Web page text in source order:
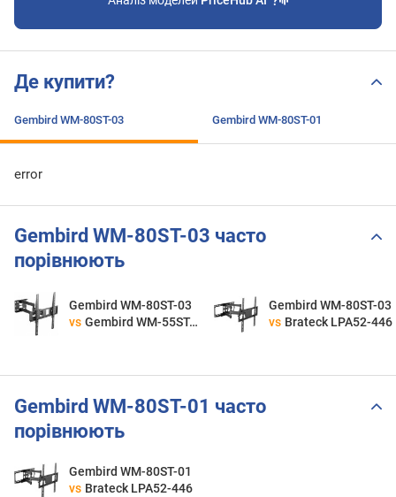
Де купити?
Gembird WM-80ST-03 Gembird WM-80ST-01
error
Gembird WM-80ST-03 часто
порівнюють
Gembird WM-80ST-03
vs Gembird WM-55ST-03
Gembird WM-80ST-03
vs Brateck LPA52-446
Gembird WM-80ST-01 часто
порівнюють
Gembird WM-80ST-01
vs Brateck LPA52-446